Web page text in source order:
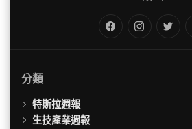
Twitter
分類
特斯拉週報
生技產業週報